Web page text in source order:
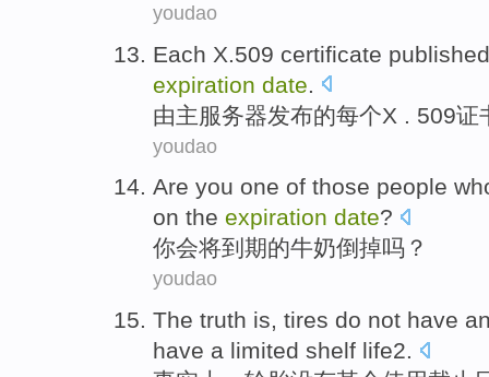
youdao
Each X.509 certificate published
expiration date
由主服务器发布的每个X . 509证
youdao
Are you one of those people
on the expiration date?
你会将到期的牛奶倒掉吗？
youdao
The truth is, tires do not have
have a limited shelf life2.